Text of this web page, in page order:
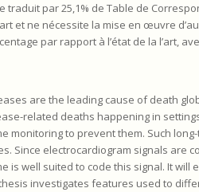
traduit par 25,1% de Table de
et ne nécessite la mise en œuvre
par rapport à l’état de la l’art,
are the leading cause of death
related deaths happening in
monitoring to prevent them. Such
Since electrocardiogram signals are
is well suited to code this signal. It
investigates features used to